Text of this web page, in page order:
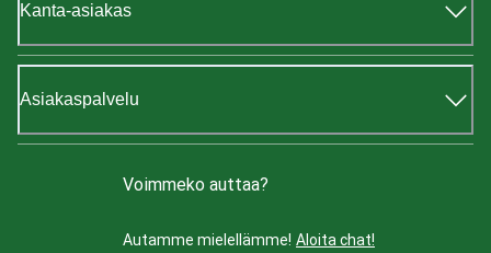
Kanta-asiakas
Asiakaspalvelu
Voimmeko auttaa?
Autamme mielellämme! Aloita chat!